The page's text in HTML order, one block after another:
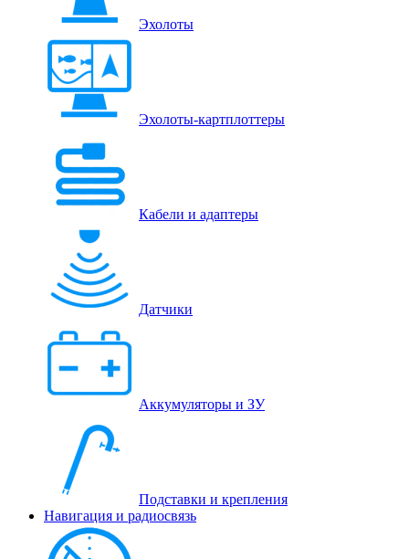
Эхолоты
Эхолоты-картплоттеры
Кабели и адаптеры
Датчики
Аккумуляторы и ЗУ
Подставки и крепления
Навигация и радиосвязь